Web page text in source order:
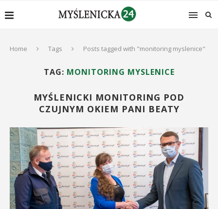
Home Tags Posts tagged with "monitoring myslenice"
TAG: MONITORING MYSLENICE
MYŚLENICKI MONITORING POD
CZUJNYM OKIEM PANI BEATY